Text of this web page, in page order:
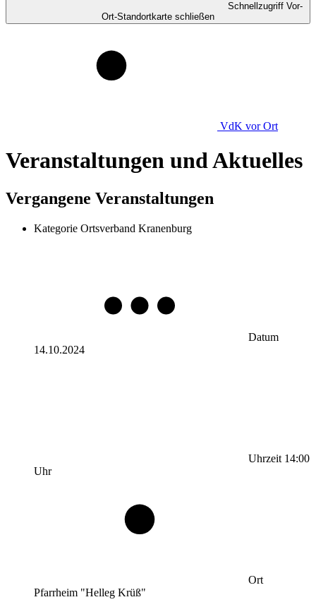
Schnellzugriff Vor-
Ort-Standortkarte schließen
VdK vor Ort
Veranstaltungen und Aktuelles
Vergangene Veranstaltungen
Kategorie Ortsverband Kranenburg
Datum
14.10.2024
Uhrzeit 14:00
Uhr
Ort
Pfarrheim "Helleg Krüß"